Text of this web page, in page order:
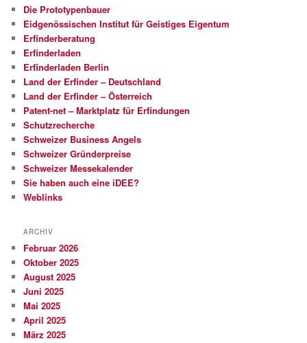
Die Prototypenbauer
Eidgenössischen Institut für Geistiges Eigentum
Erfinderberatung
Erfinderladen
Erfinderladen Berlin
Land der Erfinder – Deutschland
Land der Erfinder – Österreich
Patent-net – Marktplatz für Erfindungen
Schutzrecherche
Schweizer Business Angels
Schweizer Gründerpreise
Schweizer Messekalender
Sie haben auch eine iDEE?
Weblinks
ARCHIV
Februar 2026
Oktober 2025
August 2025
Juni 2025
Mai 2025
April 2025
März 2025